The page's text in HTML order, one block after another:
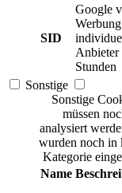
SID
Google
Anbieter
Stunden
Sonstige
Sonstige
müssen
analysiert
wurden noch in
Kategorie
Name